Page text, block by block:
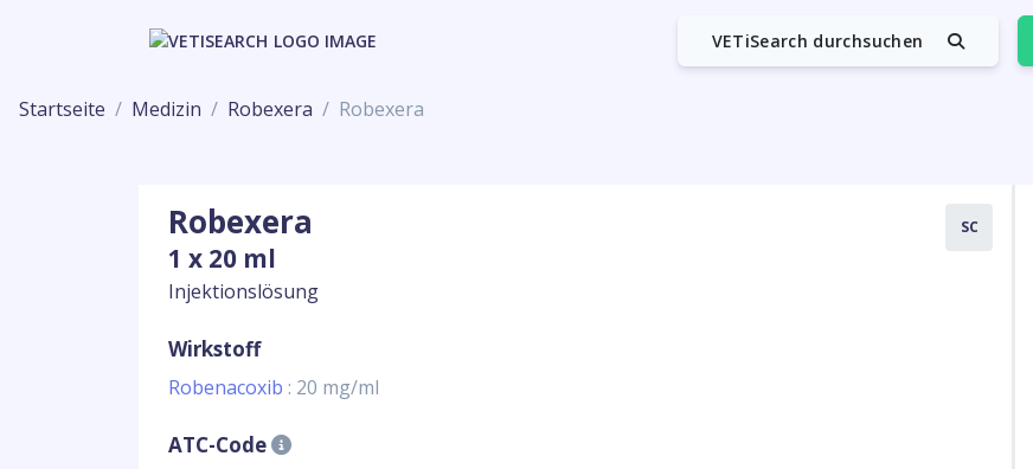
VETiSearch durchsuchen
Startseite Medizin Robexera Robexera
Robexera
1 x 20 ml
Injektionslösung
SC
Wirkstoff
Robenacoxib : 20 mg/ml
ATC-Code